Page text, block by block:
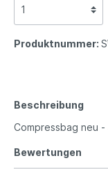
Produktnummer:
Beschreibung
Compressbag neu
Bewertungen